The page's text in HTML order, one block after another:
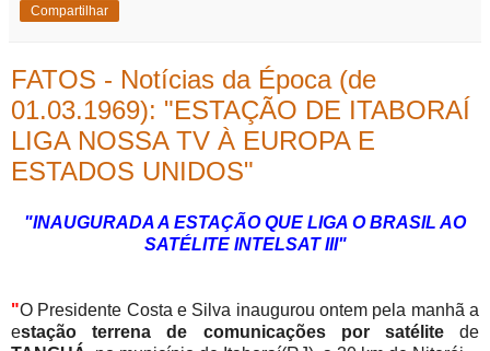
Compartilhar
FATOS - Notícias da Época (de
01.03.1969): "ESTAÇÃO DE ITABORAÍ
LIGA NOSSA TV À EUROPA E
ESTADOS UNIDOS"
"INAUGURADA A ESTAÇÃO QUE LIGA O BRASIL AO
SATÉLITE INTELSAT III"
"O Presidente Costa e Silva inaugurou ontem pela manhã a
estação terrena de comunicações por satélite de